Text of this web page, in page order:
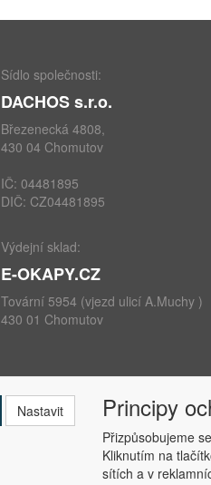
Sídlo společnosti:
DACHOS s.r.o.
Březenecká 4808,
430 04 Chomutov
IČ: 04481895
DIČ: CZ04481895
Výdejní sklad:
E-OKAPY.CZ
Tovární 5954 (vjezd ulicí A.Muchy )
430 01 Chomutov
telefon: +420 724 693 604
e-mail:info@e-okapy.cz
Nastavit Principy
Přizpůsobujeme
Kliknutím na
sítích a v